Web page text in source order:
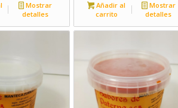
Mostrar
detalles
Añadir al
carrito
Mostrar
detalles